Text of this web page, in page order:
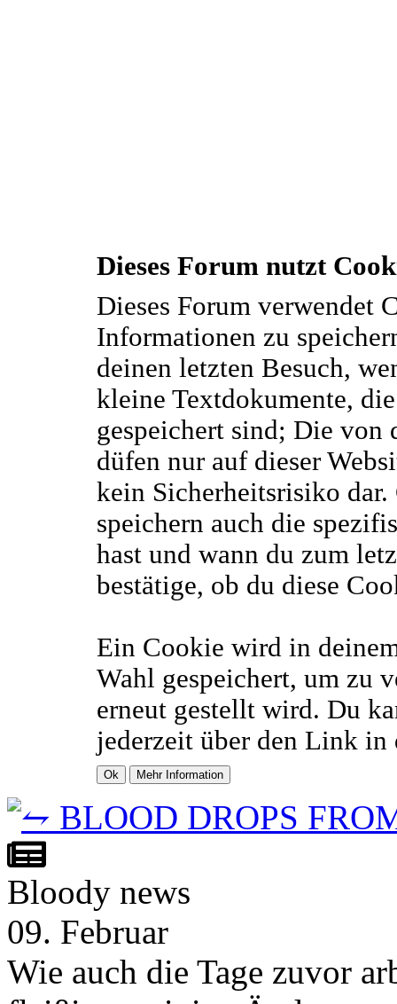
Dieses Forum nutzt
Dieses Forum verwendet
Informationen zu
deinen letzten Besuch,
kleine Textdokumente,
gespeichert sind; Die von
düfen nur auf dieser
kein Sicherheitsrisiko
speichern auch die
hast und wann du zum
bestätige, ob du diese
Ein Cookie wird in
Wahl gespeichert, um zu
erneut gestellt wird. Du
jederzeit über den Link in
Bloody news
09. Februar
Wie auch die Tage zuvor